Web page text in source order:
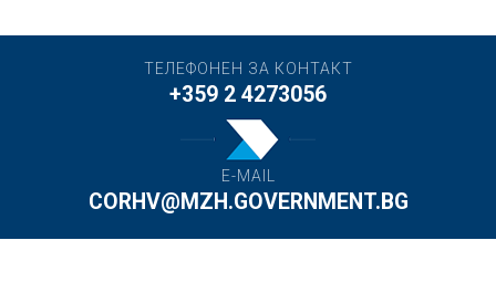
ТЕЛЕФОНЕН ЗА КОНТАКТ
+359 2 4273056
E-MAIL
CORHV@MZH.GOVERNMENT.BG